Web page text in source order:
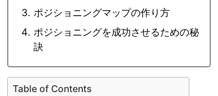
ポジショニングマップの作り方
ポジショニングを成功させるための秘
訣
Table of Contents